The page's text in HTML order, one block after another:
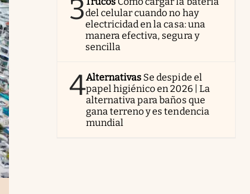
3del celular cuando no hay
electricidad en la casa: una
manera efectiva, segura y
sencilla
4Alternativas Se despide el
papel higiénico en 2026 | La
alternativa para baños que
gana terreno y es tendencia
mundial